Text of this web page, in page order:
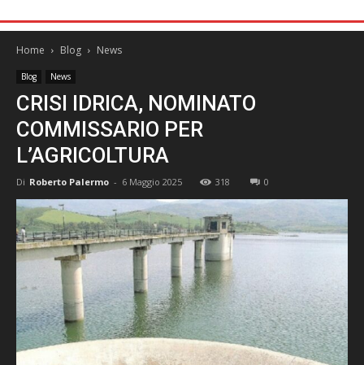
Home Blog News
Blog News
CRISI IDRICA, NOMINATO
COMMISSARIO PER
L’AGRICOLTURA
Di Roberto Palermo - 6 Maggio 2025 318 0